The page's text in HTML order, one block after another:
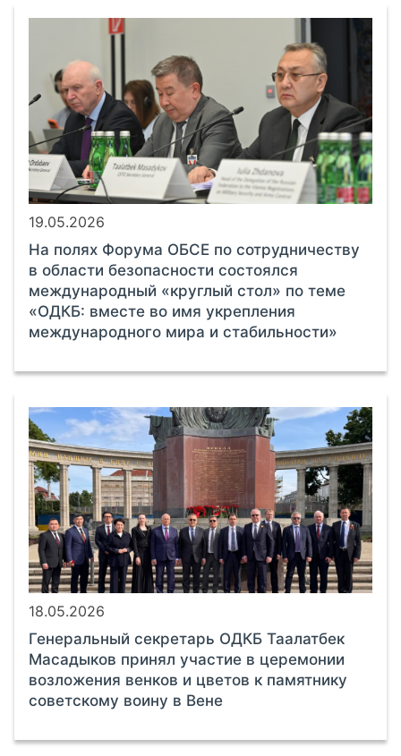
19.05.2026
На полях Форума ОБСЕ по сотрудничеству
в области безопасности состоялся
международный «круглый стол» по теме
«ОДКБ: вместе во имя укрепления
международного мира и стабильности»
18.05.2026
Генеральный секретарь ОДКБ Таалатбек
Масадыков принял участие в церемонии
возложения венков и цветов к памятнику
советскому воину в Вене